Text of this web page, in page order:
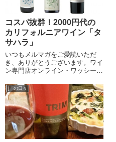
コスパ抜群！2000円代の
カリフォルニアワイン「タ
サハラ」
いつもメルマガをご愛読いただ
き、ありがとうございます。ワイ
ン専門店オンライン・ワッシーズ
は、スタッフおすすめのカリフォ
ルニアワイン生産者「タサハラ」
が手がけるピノ・ノワール、シャ
ルドネ、カベルネ・ソーヴィニヨ
ンの...
j の日々